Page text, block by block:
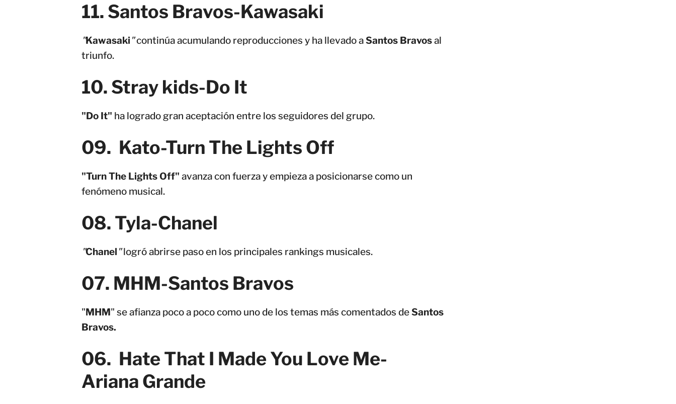
11. Santos Bravos-Kawasaki
"Kawasaki "continúa acumulando reproducciones y ha llevado aSantos Bravosal
triunfo.
10. Stray kids-Do It
"Do It" ha logrado gran aceptación entre los seguidores del grupo.
09. Kato-Turn The Lights Off
"Turn The Lights Off" avanza con fuerza y empieza a posicionarse como un
fenómeno musical.
08. Tyla-Chanel
"Chanel "logró abrirse paso en los principales rankings musicales.
07. MHM-Santos Bravos
"MHM" se afianza poco a poco como uno de los temas más comentados deSantos
Bravos.
06. Hate That I Made You Love Me-
Ariana Grande